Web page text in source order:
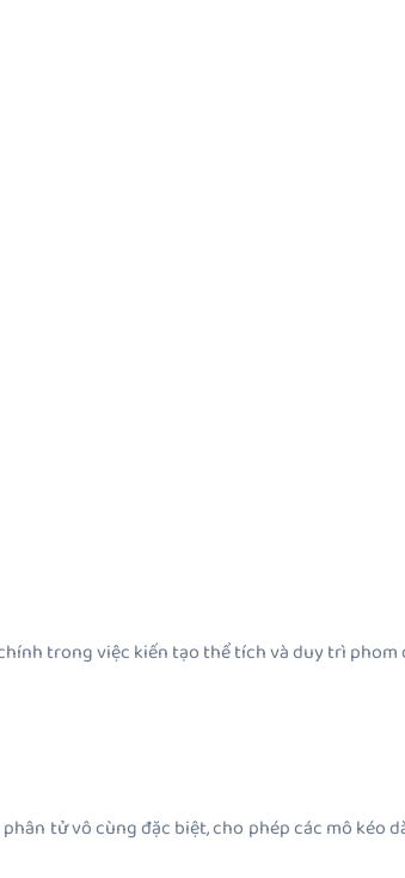
trong việc kiến tạo thể tích và duy trì phom
tử vô cùng đặc biệt, cho phép các mô kéo